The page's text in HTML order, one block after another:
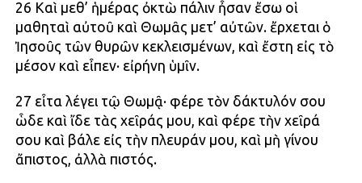
26 Καὶ μεθ’ ἡμέρας ὀκτὼ πάλιν ἦσαν ἔσω οἱ
μαθηταὶ αὐτοῦ καὶ Θωμᾶς μετ’ αὐτῶν. ἔρχεται ὁ
Ἰησοῦς τῶν θυρῶν κεκλεισμένων, καὶ ἔστη εἰς τὸ
μέσον καὶ εἶπεν· εἰρήνη ὑμῖν.
27 εἶτα λέγει τῷ Θωμᾷ· φέρε τὸν δάκτυλόν σου
ὧδε καὶ ἴδε τὰς χεῖράς μου, καὶ φέρε τὴν χεῖρά
σου καὶ βάλε εἰς τὴν πλευράν μου, καὶ μὴ γίνου
ἄπιστος, ἀλλὰ πιστός.